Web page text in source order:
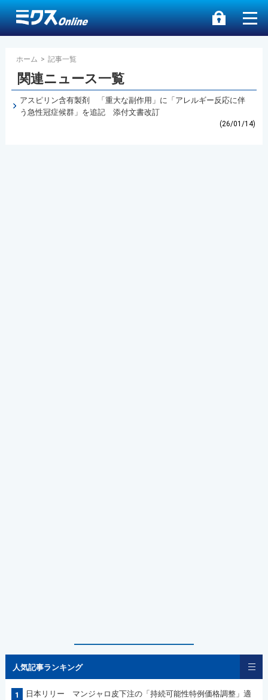
ホーム > 記事一覧
関連ニュース一覧
アスピリン含有製剤 「重大な副作用」に「アレルギー反応に伴
う急性冠症候群」を追記 添付文書改訂
(26/01/14)
人気記事ランキング
1
日本リリー マンジャロ皮下注の「持続可能性特例価格調整」適